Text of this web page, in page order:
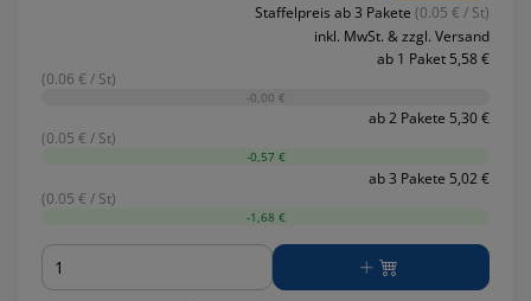
Staffelpreis ab 3 Pakete (0.05 € / St)
inkl. MwSt. & zzgl. Versand
ab 1 Paket 5,58 €
(0.06 € / St)
-0,00 €
ab 2 Pakete 5,30 €
(0.05 € / St)
-0,57 €
ab 3 Pakete 5,02 €
(0.05 € / St)
-1,68 €
Menge